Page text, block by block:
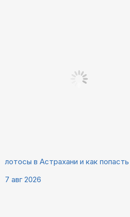
лотосы в Астрахани и как
7 авг 2026